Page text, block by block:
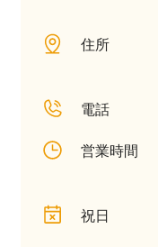
住所
電話
営業時間
祝日